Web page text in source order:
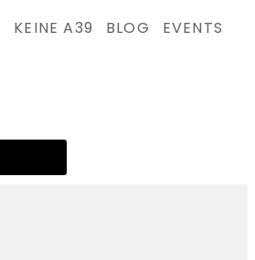
KEI­NE A39 BLOG EVENTS